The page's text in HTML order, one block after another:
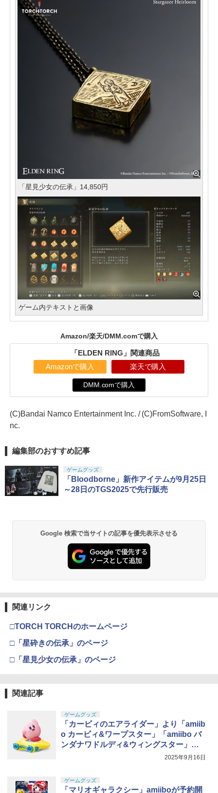
「星見少女の伝承」14,850円
ゲーム内テキストと画像
Amazon/楽天/DMM.comで購入
「ELDEN RING」関連商品
Amazonで購入 楽天で購入
DMM.comで購入
(C)Bandai Namco Entertainment Inc. / (C)FromSoftware, I
nc.
編集部のおすすめ記事
ゲームグッズ
「Bloodborne」新作アイテムが9月25日
～28日のTGS2025で先行販売
Google 検索で当サイトの記事を優先表示させる
関連リンク
□TORCH TORCHのホームページ
□「星砕きの伝承」のページ
□「星見少女の伝承」のページ
関連記事
ゲームグッズ
「カービィのエアライダー」より「amiib
o カービィ&ワープスター」「amiibo バ
ンダナワドルディ&ウィングスター」予
2025年9月16日
ゲームグッズ
「マリオギャラクシー」amiiboが予約開